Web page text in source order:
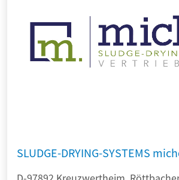
SLUDGE-DRYING-SYSTEMS